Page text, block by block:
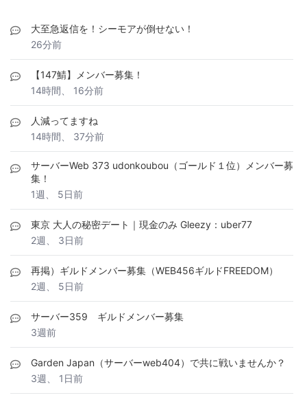
大至急返信を！シーモアが倒せない！
26分前
【147鯖】メンバー募集！
14時間、 16分前
人減ってますね
14時間、 37分前
サーバーWeb 373 udonkoubou（ゴールド１位）メンバー募
集！
1週、 5日前
東京 大人の秘密デート｜現金のみ Gleezy：uber77
2週、 3日前
再掲）ギルドメンバー募集（WEB456ギルドFREEDOM）
2週、 5日前
サーバー359 ギルドメンバー募集
3週前
Garden Japan（サーバーweb404）で共に戦いませんか？
3週、 1日前